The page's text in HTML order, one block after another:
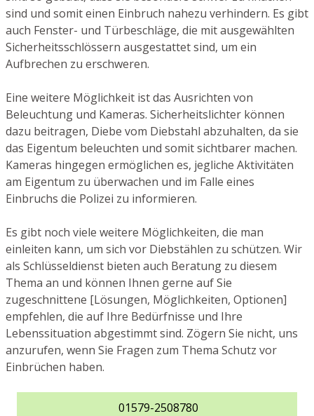
sind und somit einen Einbruch nahezu verhindern. Es gibt
auch Fenster- und Türbeschläge, die mit ausgewählten
Sicherheitsschlössern ausgestattet sind, um ein
Aufbrechen zu erschweren.
Eine weitere Möglichkeit ist das Ausrichten von
Beleuchtung und Kameras. Sicherheitslichter können
dazu beitragen, Diebe vom Diebstahl abzuhalten, da sie
das Eigentum beleuchten und somit sichtbarer machen.
Kameras hingegen ermöglichen es, jegliche Aktivitäten
am Eigentum zu überwachen und im Falle eines
Einbruchs die Polizei zu informieren.
Es gibt noch viele weitere Möglichkeiten, die man
einleiten kann, um sich vor Diebstählen zu schützen. Wir
als Schlüsseldienst bieten auch Beratung zu diesem
Thema an und können Ihnen gerne auf Sie
zugeschnittene [Lösungen, Möglichkeiten, Optionen]
empfehlen, die auf Ihre Bedürfnisse und Ihre
Lebenssituation abgestimmt sind. Zögern Sie nicht, uns
anzurufen, wenn Sie Fragen zum Thema Schutz vor
Einbrüchen haben.
01579-2508780